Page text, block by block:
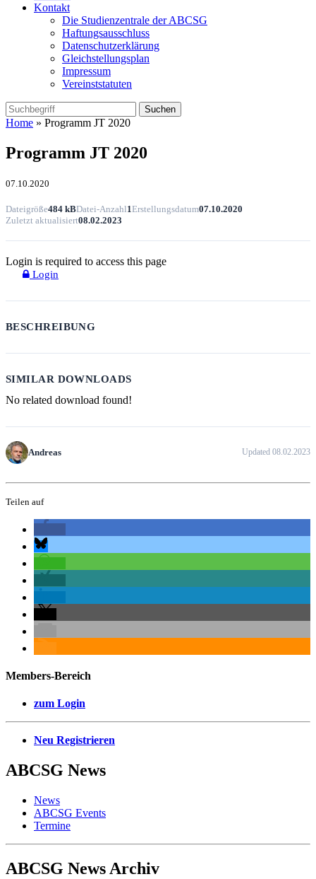
Kontakt
Die Studienzentrale der ABCSG
Haftungsausschluss
Datenschutzerklärung
Gleichstellungsplan
Impressum
Vereinststatuten
Home » Programm JT 2020
Programm JT 2020
07.10.2020
Dateigröße484 kBDatei-Anzahl1Erstellungsdatum07.10.2020
Zuletzt aktualisiert08.02.2023
Login is required to access this page
Login
BESCHREIBUNG
SIMILAR DOWNLOADS
No related download found!
Andreas Updated 08.02.2023
Teilen auf
Members-Bereich
zum Login
Neu Registrieren
ABCSG News
News
ABCSG Events
Termine
ABCSG News Archiv